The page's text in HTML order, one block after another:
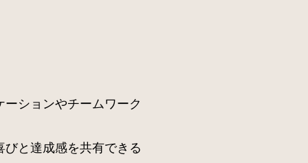
ションやチームワーク
と達成感を共有できる